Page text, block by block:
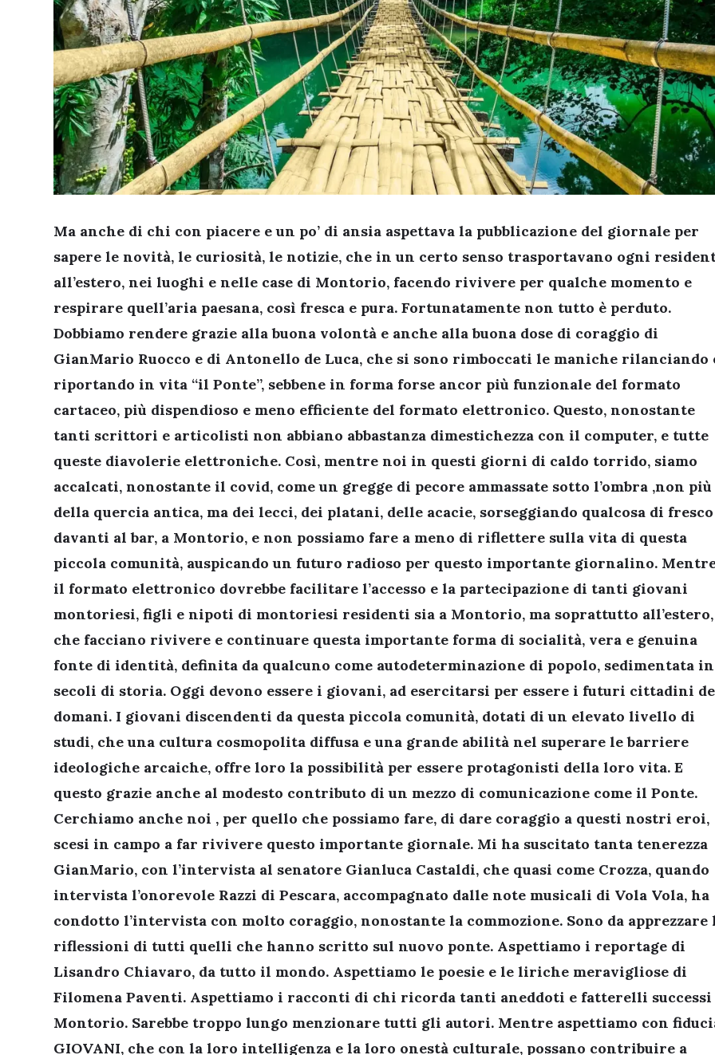
Ma anche di chi con piacere e un po’ di ansia aspettava la pubblicazione del giornale per
sapere le novità, le curiosità, le notizie, che in un certo senso trasportavano ogni
all’estero, nei luoghi e nelle case di Montorio, facendo rivivere per qualche momento e
respirare quell’aria paesana, così fresca e pura. Fortunatamente non tutto è perduto.
Dobbiamo rendere grazie alla buona volontà e anche alla buona dose di coraggio di
GianMario Ruocco e di Antonello de Luca, che si sono rimboccati le maniche rilanciando
riportando in vita “il Ponte”, sebbene in forma forse ancor più funzionale del formato
cartaceo, più dispendioso e meno efficiente del formato elettronico. Questo, nonostante
tanti scrittori e articolisti non abbiano abbastanza dimestichezza con il computer, e tutte
queste diavolerie elettroniche. Così, mentre noi in questi giorni di caldo torrido, siamo
accalcati, nonostante il covid, come un gregge di pecore ammassate sotto l’ombra ,non più
della quercia antica, ma dei lecci, dei platani, delle acacie, sorseggiando qualcosa di fresco
davanti al bar, a Montorio, e non possiamo fare a meno di riflettere sulla vita di questa
piccola comunità, auspicando un futuro radioso per questo importante giornalino.
il formato elettronico dovrebbe facilitare l’accesso e la partecipazione di tanti giovani
montoriesi, figli e nipoti di montoriesi residenti sia a Montorio, ma soprattutto all’estero,
che facciano rivivere e continuare questa importante forma di socialità, vera e genuina
fonte di identità, definita da qualcuno come autodeterminazione di popolo, sedimentata in
secoli di storia. Oggi devono essere i giovani, ad esercitarsi per essere i futuri cittadini
domani. I giovani discendenti da questa piccola comunità, dotati di un elevato livello di
studi, che una cultura cosmopolita diffusa e una grande abilità nel superare le barriere
ideologiche arcaiche, offre loro la possibilità per essere protagonisti della loro vita. E
questo grazie anche al modesto contributo di un mezzo di comunicazione come il Ponte.
Cerchiamo anche noi , per quello che possiamo fare, di dare coraggio a questi nostri eroi,
scesi in campo a far rivivere questo importante giornale. Mi ha suscitato tanta tenerezza
GianMario, con l’intervista al senatore Gianluca Castaldi, che quasi come Crozza, quando
intervista l’onorevole Razzi di Pescara, accompagnato dalle note musicali di Vola Vola, ha
condotto l’intervista con molto coraggio, nonostante la commozione. Sono da apprezzare
riflessioni di tutti quelli che hanno scritto sul nuovo ponte. Aspettiamo i reportage di
Lisandro Chiavaro, da tutto il mondo. Aspettiamo le poesie e le liriche meravigliose di
Filomena Paventi. Aspettiamo i racconti di chi ricorda tanti aneddoti e fatterelli successi
Montorio. Sarebbe troppo lungo menzionare tutti gli autori. Mentre aspettiamo con
GIOVANI, che con la loro intelligenza e la loro onestà culturale, possano contribuire a